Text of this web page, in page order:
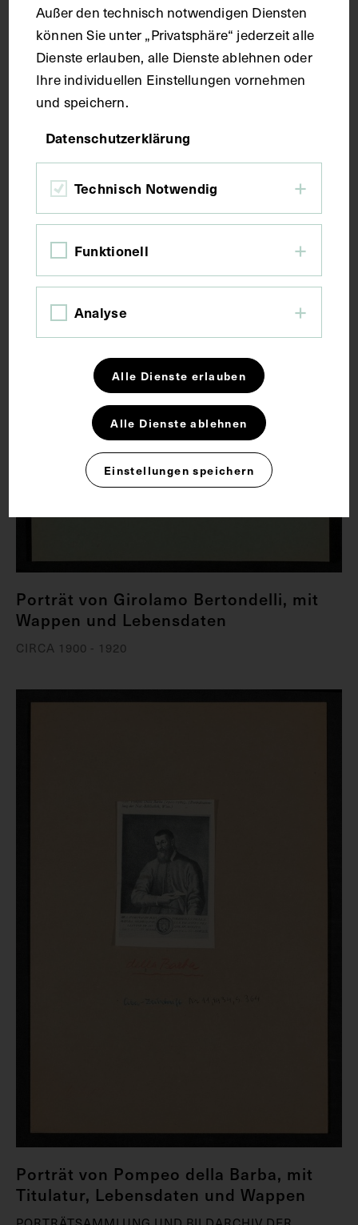
Porträt von Andreas Elias Büchner, mit
Wappen, Namenszug und Titulatur
JOHANN JAKOB HAID UM 1750
Porträt von Girolamo Bertondelli, mit
Wappen und Lebensdaten
CIRCA 1900 - 1920
Porträt von Pompeo della Barba, mit
Titulatur, Lebensdaten und Wappen
Außer den technisch notwendigen Diensten
können Sie unter „Privatsphäre“ jederzeit alle
Dienste erlauben, alle Dienste ablehnen oder
Ihre individuellen Einstellungen vornehmen
und speichern.
Datenschutzerklärung
Technisch Notwendig
Funktionell
Analyse
Alle Dienste erlauben
Alle Dienste ablehnen
Einstellungen speichern